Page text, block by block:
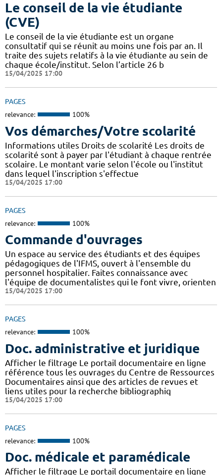
Le conseil de la vie étudiante
(CVE)
Le conseil de la vie étudiante est un organe
consultatif qui se réunit au moins une fois par an. Il
traite des sujets relatifs à la vie étudiante au sein de
chaque école/institut. Selon l’article 26 b
15/04/2025 17:00
PAGES
relevance: 100%
Vos démarches/Votre scolarité
Informations utiles Droits de scolarité Les droits de
scolarité sont à payer par l'étudiant à chaque rentrée
scolaire. Le montant varie selon l'école ou l'institut
dans lequel l'inscription s'effectue
15/04/2025 17:00
PAGES
relevance: 100%
Commande d'ouvrages
Un espace au service des étudiants et des équipes
pédagogiques de l'IFMS, ouvert à l'ensemble du
personnel hospitalier. Faites connaissance avec
l'équipe de documentalistes qui le font vivre, orienten
15/04/2025 17:00
PAGES
relevance: 100%
Doc. administrative et juridique
Afficher le filtrage Le portail documentaire en ligne
référence tous les ouvrages du Centre de Ressources
Documentaires ainsi que des articles de revues et
liens utiles pour la recherche bibliographiq
15/04/2025 17:00
PAGES
relevance: 100%
Doc. médicale et paramédicale
Afficher le filtrage Le portail documentaire en ligne